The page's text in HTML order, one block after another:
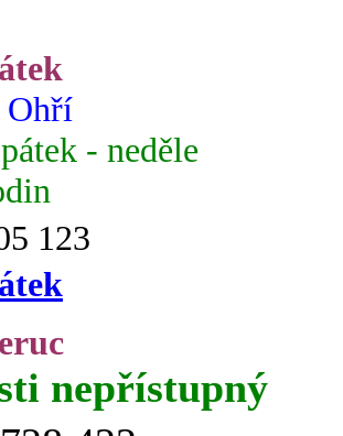
Ohří
- neděle
123
nepřístupný